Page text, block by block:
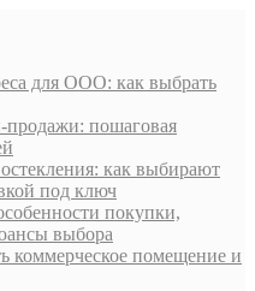
для ООО: как выбрать
продажи: пошаговая
как выбирают
под ключ
покупки,
выбора
коммерческое помещение и